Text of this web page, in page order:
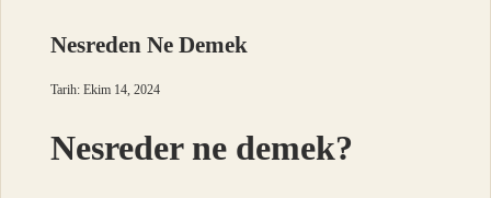
Nesreden Ne Demek
Tarih: Ekim 14, 2024
Nesreder ne demek?